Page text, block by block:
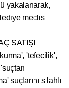
yakalanarak,
meclis
SATIŞI
'tefecilik',
suçlarını silahlı